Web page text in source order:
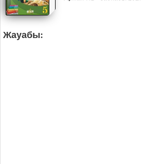
Жауабы: